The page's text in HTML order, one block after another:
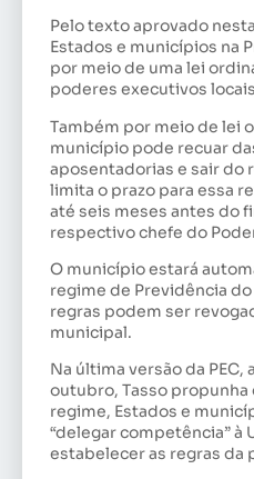
Pelo texto aprovado
Estados e municípios na
por meio de uma lei
poderes executivos
Também por meio de lei
município pode recuar
aposentadorias e sair do
limita o prazo para essa
até seis meses antes do
respectivo chefe do
O município estará
regime de Previdência
regras podem ser
municipal.
Na última versão da
outubro, Tasso
regime, Estados e
“delegar competência” à
estabelecer as regras da